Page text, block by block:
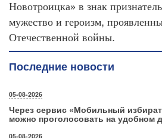
Новотроицка» в знак
мужество и героизм,
Отечественной войны.
Последние новости
05-08-2026
Через сервис «Мобильный
можно проголосовать на удобном
05-08-2026